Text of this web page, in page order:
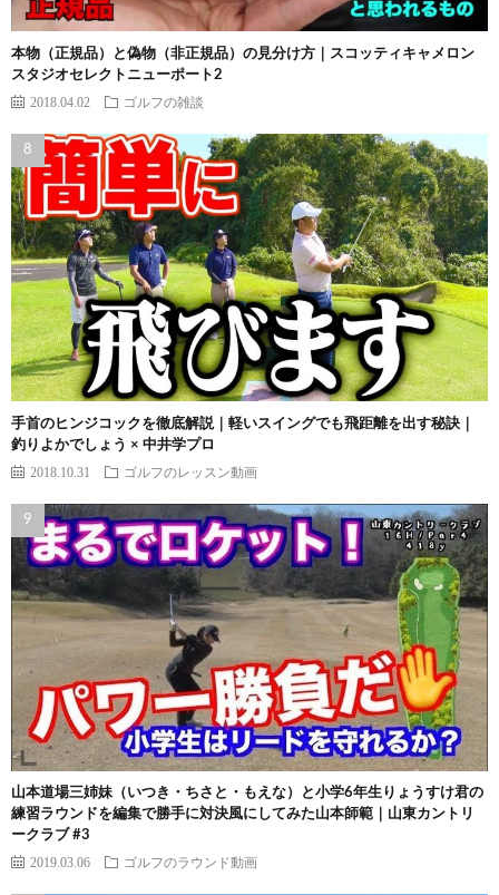
本物（正規品）と偽物（非正規品）の見分け方｜スコッティキャメロン
スタジオセレクトニューポート2
2018.04.02 ゴルフの雑談
手首のヒンジコックを徹底解説｜軽いスイングでも飛距離を出す秘訣｜
釣りよかでしょう × 中井学プロ
2018.10.31 ゴルフのレッスン動画
山本道場三姉妹（いつき・ちさと・もえな）と小学6年生りょうすけ君の
練習ラウンドを編集で勝手に対決風にしてみた山本師範｜山東カントリ
ークラブ #3
2019.03.06 ゴルフのラウンド動画